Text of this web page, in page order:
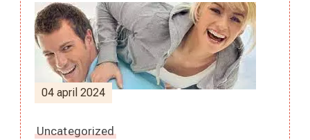
04 april 2024
Uncategorized